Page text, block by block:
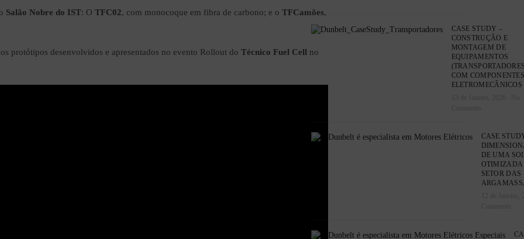
Salão Nobre do IST: O TFC02, com monocoque em fibra de carbono; e o TFCamões,
protótipos desenvolvidos e apresentados no evento Rollout do Técnico Fuel Cell no
CASE STUDY –
CONSTRUÇÃO E
MONTAGEM DE
EQUIPAMENTOS
COM
ELETROMECÂNICOS
CASE
DE UMA
OTIMIZADA
SETOR DAS